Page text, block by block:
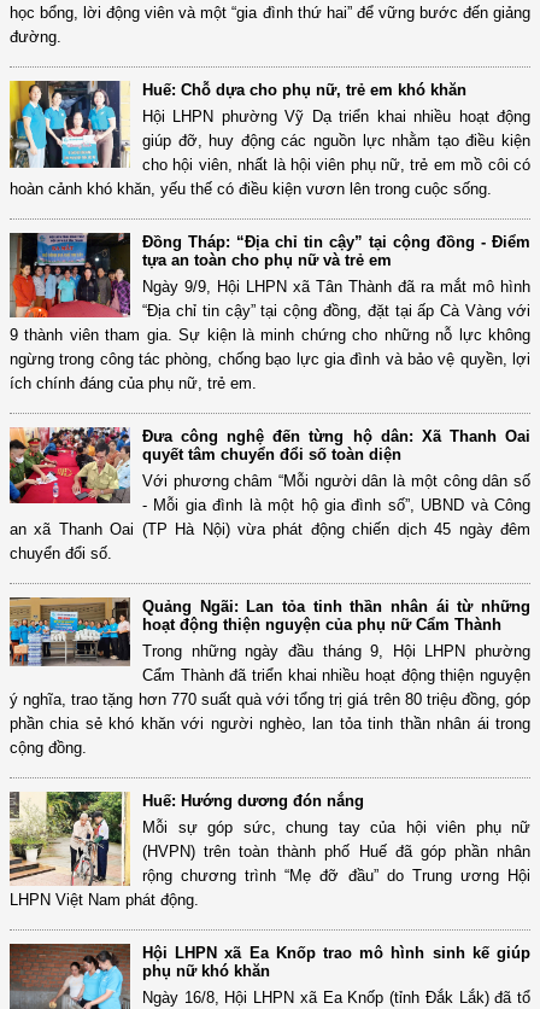
học bổng, lời động viên và một “gia đình thứ hai” để vững bước đến giảng
đường.
Huế: Chỗ dựa cho phụ nữ, trẻ em khó khăn
Hội LHPN phường Vỹ Dạ triển khai nhiều hoạt động
giúp đỡ, huy động các nguồn lực nhằm tạo điều kiện
cho hội viên, nhất là hội viên phụ nữ, trẻ em mồ côi có
hoàn cảnh khó khăn, yếu thế có điều kiện vươn lên trong cuộc sống.
Đồng Tháp: “Địa chỉ tin cậy” tại cộng đồng - Điểm
tựa an toàn cho phụ nữ và trẻ em
Ngày 9/9, Hội LHPN xã Tân Thành đã ra mắt mô hình
“Địa chỉ tin cậy” tại cộng đồng, đặt tại ấp Cà Vàng với
9 thành viên tham gia. Sự kiện là minh chứng cho những nỗ lực không
ngừng trong công tác phòng, chống bạo lực gia đình và bảo vệ quyền, lợi
ích chính đáng của phụ nữ, trẻ em.
Đưa công nghệ đến từng hộ dân: Xã Thanh Oai
quyết tâm chuyển đổi số toàn diện
Với phương châm “Mỗi người dân là một công dân số
- Mỗi gia đình là một hộ gia đình số”, UBND và Công
an xã Thanh Oai (TP Hà Nội) vừa phát động chiến dịch 45 ngày đêm
chuyển đổi số.
Quảng Ngãi: Lan tỏa tinh thần nhân ái từ những
hoạt động thiện nguyện của phụ nữ Cẩm Thành
Trong những ngày đầu tháng 9, Hội LHPN phường
Cẩm Thành đã triển khai nhiều hoạt động thiện nguyện
ý nghĩa, trao tặng hơn 770 suất quà với tổng trị giá trên 80 triệu đồng, góp
phần chia sẻ khó khăn với người nghèo, lan tỏa tinh thần nhân ái trong
cộng đồng.
Huế: Hướng dương đón nắng
Mỗi sự góp sức, chung tay của hội viên phụ nữ
(HVPN) trên toàn thành phố Huế đã góp phần nhân
rộng chương trình “Mẹ đỡ đầu” do Trung ương Hội
LHPN Việt Nam phát động.
Hội LHPN xã Ea Knốp trao mô hình sinh kế giúp
phụ nữ khó khăn
Ngày 16/8, Hội LHPN xã Ea Knốp (tỉnh Đắk Lắk) đã tổ